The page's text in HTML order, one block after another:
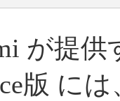
が提供
版 に